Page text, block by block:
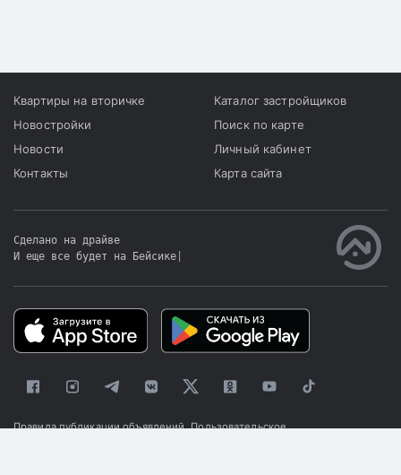
Квартиры на вторичке
Новостройки
Новости
Контакты
Каталог застройщиков
Поиск по карте
Личный кабинет
Карта сайта
Сделано на драйве
И еще все будет на Бейсике
Правила публикации объявлений Пользовательское